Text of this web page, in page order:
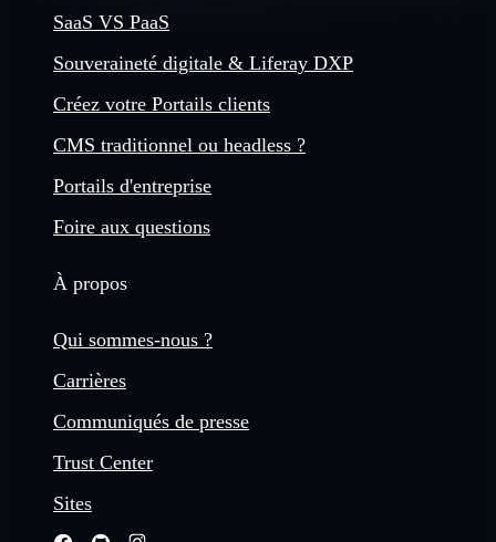
SaaS VS PaaS
Souveraineté digitale & Liferay DXP
Créez votre Portails clients
CMS traditionnel ou headless ?
Portails d'entreprise
Foire aux questions
À propos
Qui sommes-nous ?
Carrières
Communiqués de presse
Trust Center
Sites